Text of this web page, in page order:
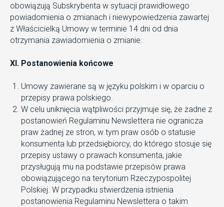
obowiązują Subskrybenta w sytuacji prawidłowego
powiadomienia o zmianach i niewypowiedzenia zawartej
z Właścicielką Umowy w terminie 14 dni od dnia
otrzymania zawiadomienia o zmianie.
XI. Postanowienia końcowe
Umowy zawierane są w języku polskim i w oparciu o
przepisy prawa polskiego.
W celu uniknięcia wątpliwości przyjmuje się, że żadne z
postanowień Regulaminu Newslettera nie ogranicza
praw żadnej ze stron, w tym praw osób o statusie
konsumenta lub przedsiębiorcy, do którego stosuje się
przepisy ustawy o prawach konsumenta, jakie
przysługują mu na podstawie przepisów prawa
obowiązującego na terytorium Rzeczypospolitej
Polskiej. W przypadku stwierdzenia istnienia
postanowienia Regulaminu Newslettera o takim